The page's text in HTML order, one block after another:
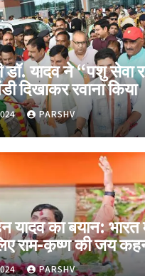
डॉ. यादव ने “पशु सेवा
दिखाकर रवाना किया
PARSHV
यादव का बयान: भारत
राम-कृष्ण की जय
PARSHV